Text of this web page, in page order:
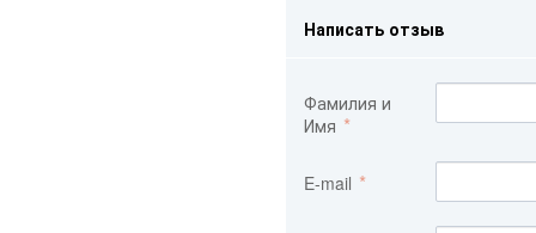
Написать отзыв
Фамилия и
Имя
E-mail